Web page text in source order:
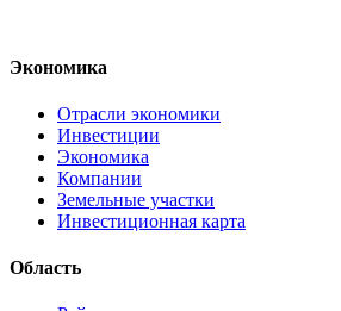
Экономика
Отрасли экономики
Инвестиции
Экономика
Компании
Земельные участки
Инвестиционная карта
Область